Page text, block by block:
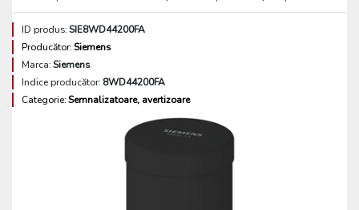
ID produs:SIE8WD44200FA
Producător:Siemens
Marca:Siemens
Indice producător: 8WD44200FA
Categorie:Semnalizatoare, avertizoare